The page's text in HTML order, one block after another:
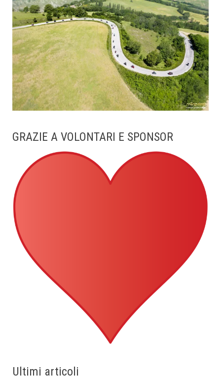
GRAZIE A VOLONTARI E SPONSOR
Ultimi articoli